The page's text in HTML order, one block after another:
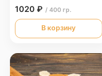
1020 ₽ / 400 гр.
В корзину